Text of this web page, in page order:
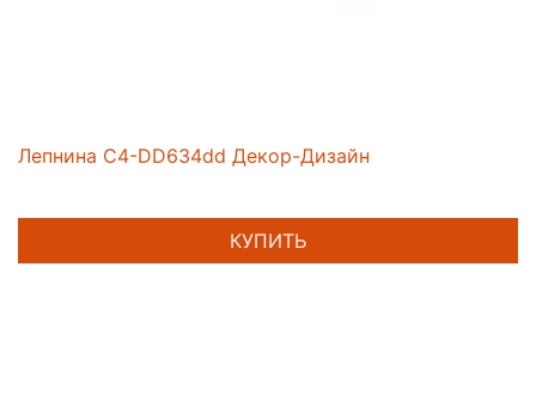
Лепнина C4-DD634dd Декор-Дизайн
КУПИТЬ